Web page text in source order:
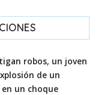
robos, un joven
de un
un choque